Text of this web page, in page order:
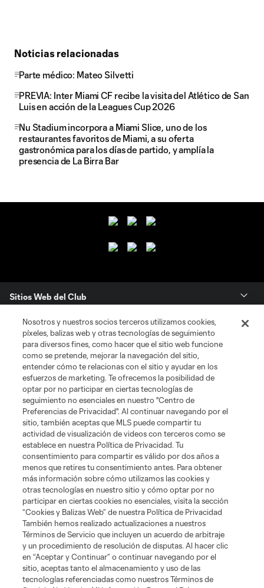
Noticias relacionadas
Parte médico: Mateo Silvetti
PREVIA: Inter Miami CF recibe la visita del Atlético de San
Luis en acción de la Leagues Cup 2026
Nu Stadium incorpora a Miami Slice, uno de los
restaurantes favoritos de Miami, a su oferta
gastronómica para los días de partido, y amplía la
presencia de La Birra Bar
Sitios Web del Club
Club
Tickets
News
MLSSOCCER.COM
Terminos de servicio
Politica de privacidad
Do Not Sell or Share My Personal Information
Cookies Settings
©2026 MLS. The Major League Soccer and MLS name and shield are
registered trademarks of Major League Soccer, L.L.C. (“MLS”). The names
and logos of MLS teams are registered and/or common law trademarks of
Nosotros y nuestros socios terceros utilizamos cookies,
píxeles, balizas web y otras tecnologías de seguimiento
para diversos fines, como hacer que el sitio web funcione
como se pretende, mejorar la navegación del sitio,
entender cómo te relacionas con el sitio y ayudar en los
esfuerzos de marketing. Te ofrecemos la posibilidad de
optar por no participar en ciertas tecnologías de
seguimiento no esenciales en nuestro "Centro de
Preferencias de Privacidad". Al continuar navegando por el
sitio, también aceptas que MLS puede compartir tu
actividad de visualización de videos con terceros como se
establece en nuestra Política de Privacidad. Tu
consentimiento para compartir es válido por dos años a
menos que retires tu consentimiento antes. Para obtener
más información sobre cómo utilizamos las cookies y
otras tecnologías en nuestro sitio y cómo optar por no
participar en ciertas cookies no esenciales, visita la sección
“Cookies y Balizas Web” de nuestra Política de Privacidad
También hemos realizado actualizaciones a nuestros
Términos de Servicio que incluyen un acuerdo de arbitraje
y un procedimiento de resolución de disputas. Al hacer clic
en “Aceptar y Continuar” o continuar navegando por el
sitio, aceptas tanto el almacenamiento y uso de las
tecnologías referenciadas como nuestros Términos de